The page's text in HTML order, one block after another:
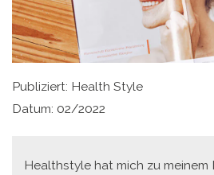
Publiziert: Health Style
Datum: 02/2022
Healthstyle hat mich zu meinem